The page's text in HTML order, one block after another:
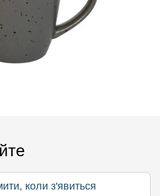
коли з'явиться